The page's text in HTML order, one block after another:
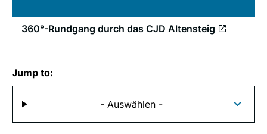
360°-Rundgang durch das CJD Altensteig
Jump to:
- Auswählen -